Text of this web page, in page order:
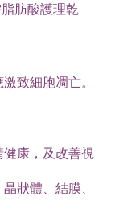
肪酸護理乾
致細胞凋亡。
健康，及改善視
狀體、結膜、